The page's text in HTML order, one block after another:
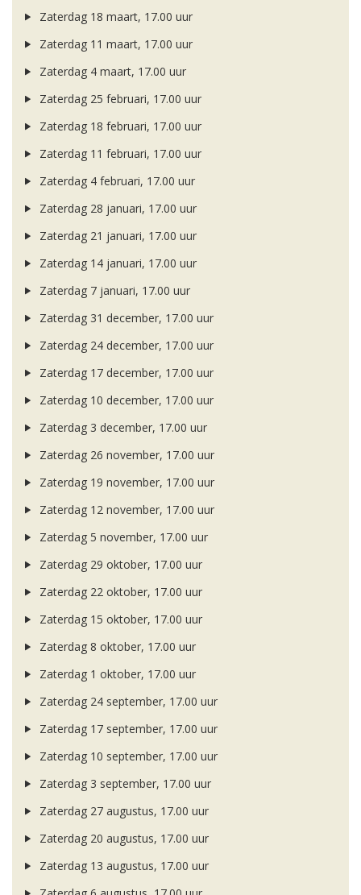
Zaterdag 18 maart, 17.00 uur
Zaterdag 11 maart, 17.00 uur
Zaterdag 4 maart, 17.00 uur
Zaterdag 25 februari, 17.00 uur
Zaterdag 18 februari, 17.00 uur
Zaterdag 11 februari, 17.00 uur
Zaterdag 4 februari, 17.00 uur
Zaterdag 28 januari, 17.00 uur
Zaterdag 21 januari, 17.00 uur
Zaterdag 14 januari, 17.00 uur
Zaterdag 7 januari, 17.00 uur
Zaterdag 31 december, 17.00 uur
Zaterdag 24 december, 17.00 uur
Zaterdag 17 december, 17.00 uur
Zaterdag 10 december, 17.00 uur
Zaterdag 3 december, 17.00 uur
Zaterdag 26 november, 17.00 uur
Zaterdag 19 november, 17.00 uur
Zaterdag 12 november, 17.00 uur
Zaterdag 5 november, 17.00 uur
Zaterdag 29 oktober, 17.00 uur
Zaterdag 22 oktober, 17.00 uur
Zaterdag 15 oktober, 17.00 uur
Zaterdag 8 oktober, 17.00 uur
Zaterdag 1 oktober, 17.00 uur
Zaterdag 24 september, 17.00 uur
Zaterdag 17 september, 17.00 uur
Zaterdag 10 september, 17.00 uur
Zaterdag 3 september, 17.00 uur
Zaterdag 27 augustus, 17.00 uur
Zaterdag 20 augustus, 17.00 uur
Zaterdag 13 augustus, 17.00 uur